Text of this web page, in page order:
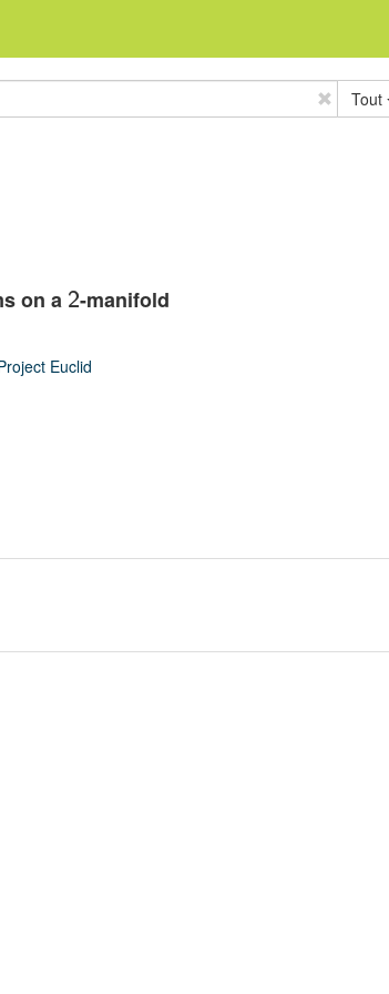
Tout
on a 2-manifold
Euclid